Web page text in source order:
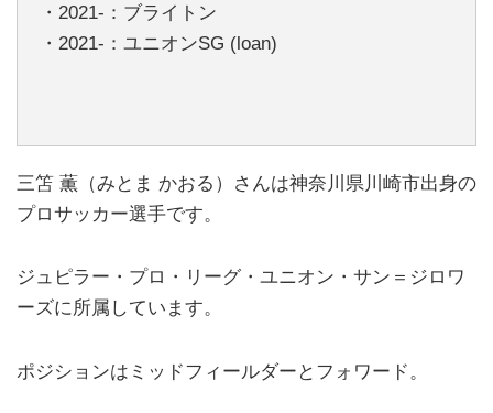
・2021-：ブライトン
・2021-：ユニオンSG (loan)
三笘 薫（みとま かおる）さんは神奈川県川崎市出身の
プロサッカー選手です。
ジュピラー・プロ・リーグ・ユニオン・サン＝ジロワ
ーズに所属しています。
ポジションはミッドフィールダーとフォワード。